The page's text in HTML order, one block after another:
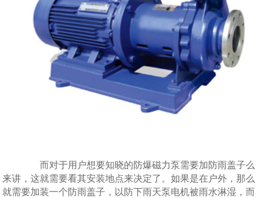
而对于用户想要知晓的防爆磁力泵需要加防雨盖子么
来讲，这就需要看其安装地点来决定了。如果是在户外，那么
就需要加装一个防雨盖子，以防下雨天泵电机被雨水淋湿，而